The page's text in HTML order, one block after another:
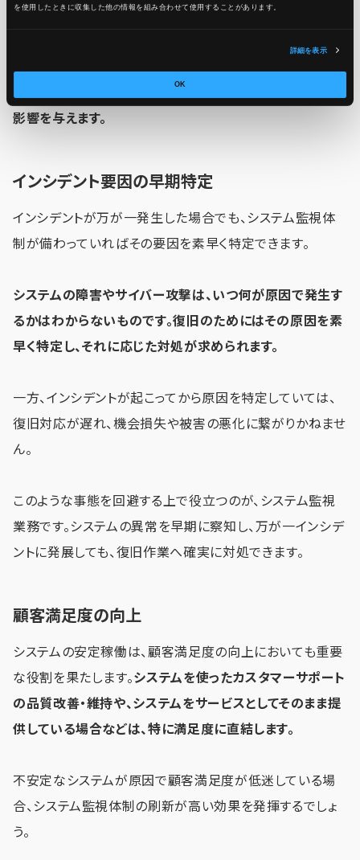
を使用したときに収集した他の情報を組み合わせて使用​​することがあります。
詳細を表示
OK
察知できるからです。
影響を与えます。
インシデント要因の早期特定
インシデントが万が一発生した場合でも、システム監視体
制が備わっていればその要因を素早く特定できます。
システムの障害やサイバー攻撃は、いつ何が原因で発生す
るかはわからないものです。復旧のためにはその原因を素
早く特定し、それに応じた対処が求められます。
一方、インシデントが起こってから原因を特定していては、
復旧対応が遅れ、機会損失や被害の悪化に繋がりかねませ
ん。
このような事態を回避する上で役立つのが、システム監視
業務です。システムの異常を早期に察知し、万が一インシデ
ントに発展しても、復旧作業へ確実に対処できます。
顧客満足度の向上
システムの安定稼働は、顧客満足度の向上においても重要
な役割を果たします。システムを使ったカスタマーサポート
の品質改善・維持や、システムをサービスとしてそのまま提
供している場合などは、特に満足度に直結します。
不安定なシステムが原因で顧客満足度が低迷している場
合、システム監視体制の刷新が高い効果を発揮するでしょ
う。